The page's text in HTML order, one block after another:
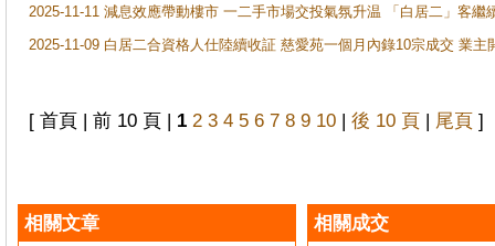
2025-11-11 減息效應帶動樓市 一二手市場交投氣氛升温 「白居二」客
2025-11-09 白居二合資格人仕陸續收証 慈愛苑一個月內錄10宗成交 業
[ 首頁 | 前 10 頁 | 1 2 3 4 5 6 7 8 9 10 | 後 10 頁 | 尾頁 ]
相關文章 相關成交